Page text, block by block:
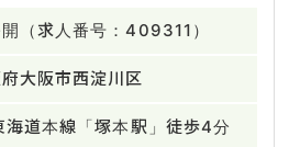
（求人番号：409311）
大阪市西淀川区
海道本線「塚本駅」徒歩4分